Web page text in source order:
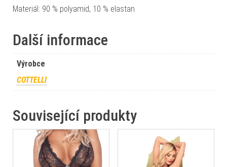
Materiál: 90 % polyamid, 10 % elastan
Další informace
Výrobce
COTTELLI
Související produkty